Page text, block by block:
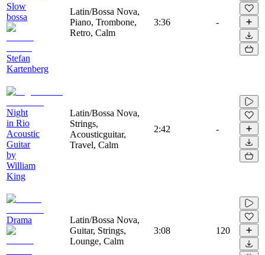
Slow
bossa
Stefan
Kartenberg
Latin/Bossa Nova,
Piano, Trombone,
Retro, Calm
3:36 -
Night
in Rio
Acoustic
Guitar
by
William
King
Latin/Bossa Nova,
Strings,
Acousticguitar,
Travel, Calm
2:42 -
Drama
Latin/Bossa Nova,
Guitar, Strings,
Lounge, Calm
3:08 120